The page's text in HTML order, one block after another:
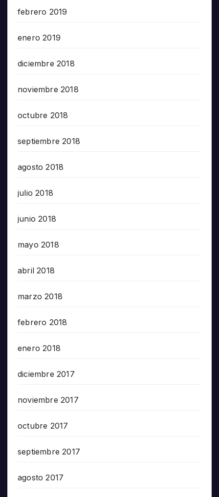
febrero 2019
enero 2019
diciembre 2018
noviembre 2018
octubre 2018
septiembre 2018
agosto 2018
julio 2018
junio 2018
mayo 2018
abril 2018
marzo 2018
febrero 2018
enero 2018
diciembre 2017
noviembre 2017
octubre 2017
septiembre 2017
agosto 2017